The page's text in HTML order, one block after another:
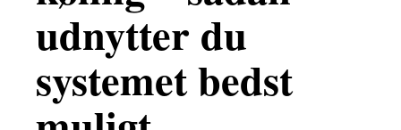
udnytter du
systemet bedst